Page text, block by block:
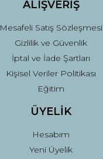
ALIŞVERİŞ
Mesafeli Satış Sözleşmesi
Gizlilik ve Güvenlik
İptal ve İade Şartları
Kişisel Veriler Politikası
Eğitim
ÜYELİK
Hesabım
Yeni Üyelik